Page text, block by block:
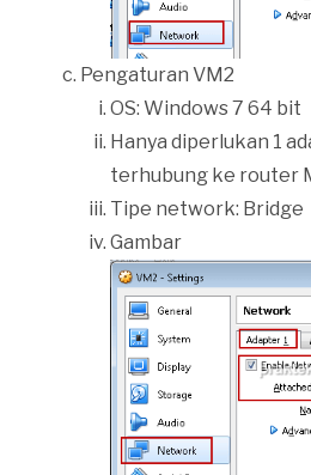
Pengaturan VM2
OS: Windows 7 64 bit
Hanya diperlukan 1
terhubung ke router
Tipe network: Bridge
Gambar